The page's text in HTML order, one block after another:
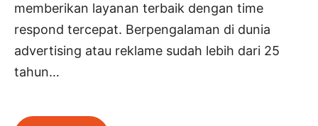
memberikan layanan terbaik dengan time
respond tercepat. Berpengalaman di dunia
advertising atau reklame sudah lebih dari 25
tahun…